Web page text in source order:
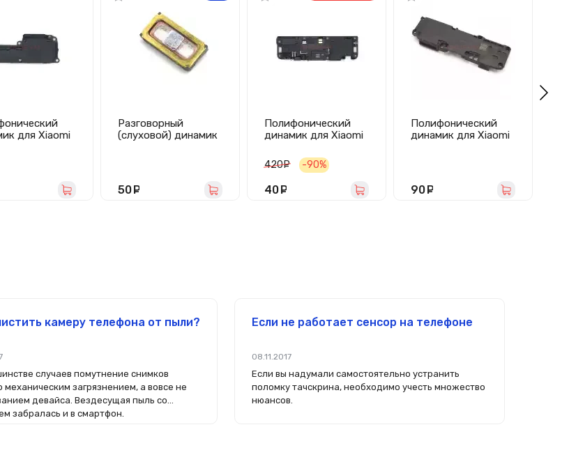
для Xiaomi
Разговорный
(слуховой) динамик
5A/Note 5A Prime
50
Полифонический
динамик для Xiaomi
420 руб.
-90%
40
Полифонический
динамик для Xiaomi
90
камеру телефона от пыли?
случаев помутнение снимков
механическим загрязнением, а вовсе не
девайса. Вездесущая пыль со
забралась и в смартфон.
Если не работает сенсор на телефоне
08.11.2017
Если вы надумали самостоятельно устранить
поломку тачскрина, необходимо учесть множество
нюансов.